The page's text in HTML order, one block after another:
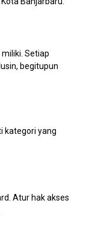
Setiap
begitupun
kategori yang
Atur hak akses